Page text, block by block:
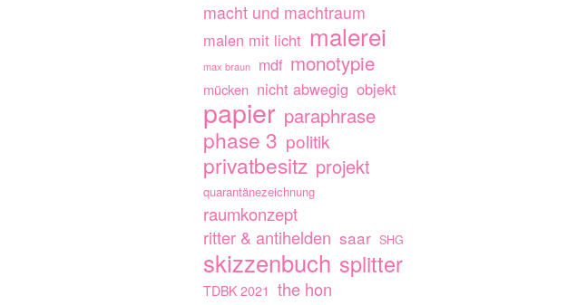
macht und machtraum
malen mit licht malerei
max braun mdf monotypie
mücken nicht abwegig objekt
papier paraphrase
phase 3 politik
privatbesitz projekt
quarantänezeichnung
raumkonzept
ritter & antihelden saar SHG
skizzenbuch splitter
TDBK 2021 the hon